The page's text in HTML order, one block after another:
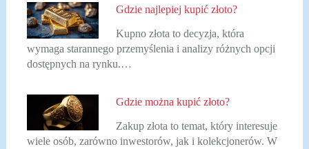
Gdzie najlepiej kupić złoto?
Kupno złota to decyzja, która
wymaga starannego przemyślenia i analizy różnych opcji
dostępnych na rynku.…
Gdzie można kupić złoto?
Zakup złota to temat, który interesuje
wiele osób, zarówno inwestorów, jak i kolekcjonerów. W